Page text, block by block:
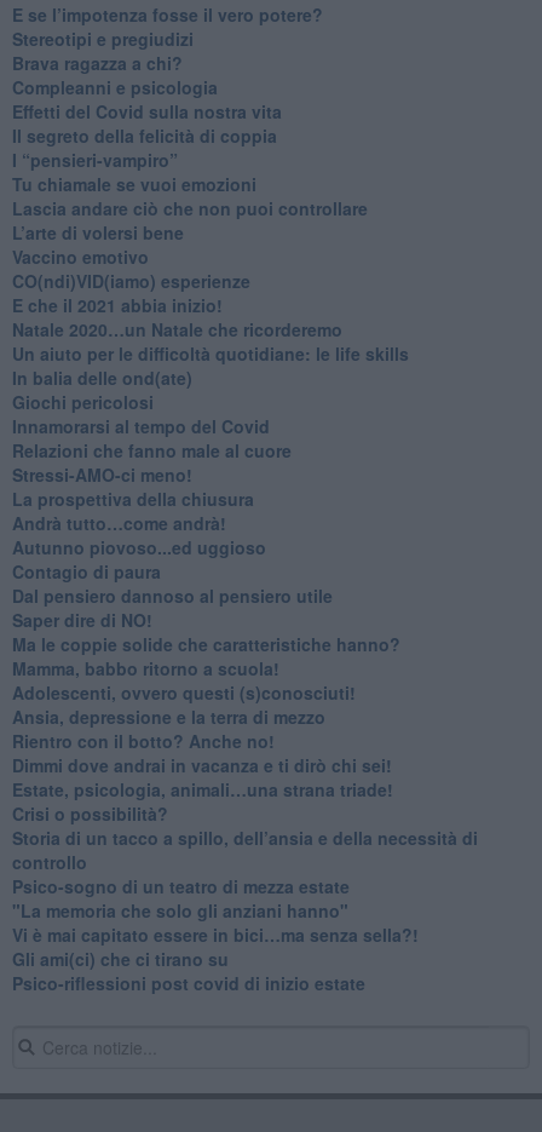
​E se l’impotenza fosse il vero potere?
Stereotipi e pregiudizi
​Brava ragazza a chi?
​Compleanni e psicologia
Effetti del Covid sulla nostra vita
Il segreto della felicità di coppia
​I “pensieri-vampiro”
​Tu chiamale se vuoi emozioni
​Lascia andare ciò che non puoi controllare
L’arte di volersi bene
​Vaccino emotivo
CO(ndi)VID(iamo) esperienze
​E che il 2021 abbia inizio!
​Natale 2020…un Natale che ricorderemo
Un aiuto per le difficoltà quotidiane: le life skills
​In balia delle ond(ate)
Giochi pericolosi
Innamorarsi al tempo del Covid
​Relazioni che fanno male al cuore
​Stressi-AMO-ci meno!
​La prospettiva della chiusura
​Andrà tutto…come andrà!
Autunno piovoso...ed uggioso
​Contagio di paura
​Dal pensiero dannoso al pensiero utile
​Saper dire di NO!
​Ma le coppie solide che caratteristiche hanno?
​Mamma, babbo ritorno a scuola!
Adolescenti, ovvero questi (s)conosciuti!
Ansia, depressione e la terra di mezzo
​Rientro con il botto? Anche no!
Dimmi dove andrai in vacanza e ti dirò chi sei!
​Estate, psicologia, animali…una strana triade!
​Crisi o possibilità?
​Storia di un tacco a spillo, dell’ansia e della necessità di
controllo
​Psico-sogno di un teatro di mezza estate
"La memoria che solo gli anziani hanno"
​Vi è mai capitato essere in bici…ma senza sella?!
​Gli ami(ci) che ci tirano su
Psico-riflessioni post covid di inizio estate